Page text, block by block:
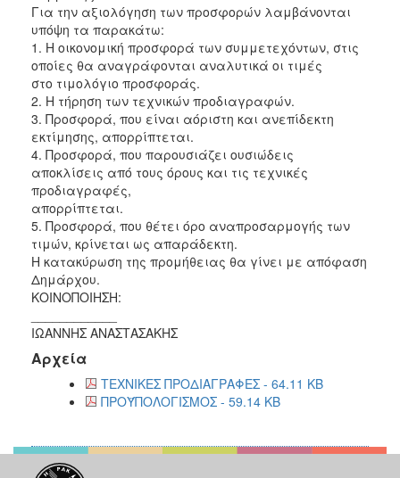
Για την αξιολόγηση των προσφορών λαμβάνονται
υπόψη τα παρακάτω:
1. Η οικονομική προσφορά των συμμετεχόντων, στις
οποίες θα αναγράφονται αναλυτικά οι τιμές
στο τιμολόγιο προσφοράς.
2. Η τήρηση των τεχνικών προδιαγραφών.
3. Προσφορά, που είναι αόριστη και ανεπίδεκτη
εκτίμησης, απορρίπτεται.
4. Προσφορά, που παρουσιάζει ουσιώδεις
αποκλίσεις από τους όρους και τις τεχνικές
προδιαγραφές,
απορρίπτεται.
5. Προσφορά, που θέτει όρο αναπροσαρμογής των
τιμών, κρίνεται ως απαράδεκτη.
Η κατακύρωση της προμήθειας θα γίνει με απόφαση
Δημάρχου.
ΚΟΙΝΟΠΟΙΗΣΗ:
ΙΩΑΝΝΗΣ ΑΝΑΣΤΑΣΑΚΗΣ
Αρχεία
ΤΕΧΝΙΚΕΣ ΠΡΟΔΙΑΓΡΑΦΕΣ - 64.11 KB
ΠΡΟΫΠΟΛΟΓΙΣΜΟΣ - 59.14 KB